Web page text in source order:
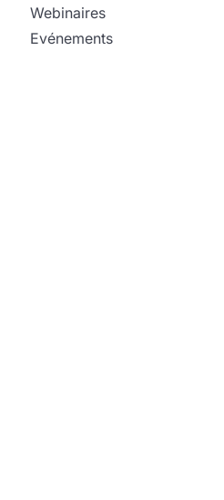
Webinaires
Evénements